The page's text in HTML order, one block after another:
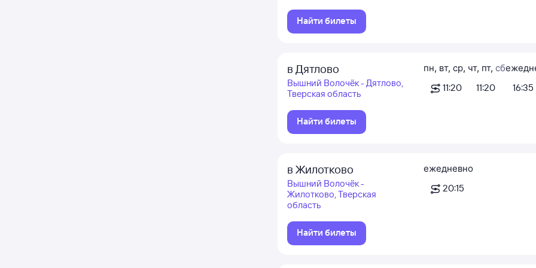
Найти билеты
в Дятлово
Вышний Волочёк - Дятлово,
Тверская область
Найти билеты
пн, вт, ср, чт, пт, сб
11:20
11:20
16:35
в Жилотково
Вышний Волочёк -
Жилотково, Тверская
область
Найти билеты
ежедневно
20:15